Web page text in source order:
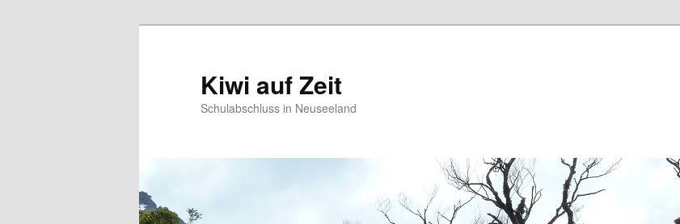
Kiwi auf Zeit
Schulabschluss in Neuseeland